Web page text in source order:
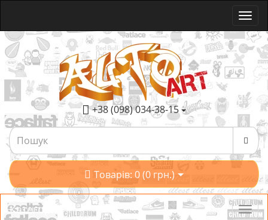
+38 (098) 034-38-15
Товарів: 0 (0 грн.)
Категорії